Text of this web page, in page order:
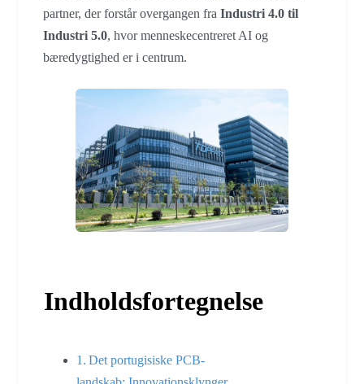
partner, der forstår overgangen fra Industri 4.0 til
Industri 5.0, hvor menneskecentreret AI og
bæredygtighed er i centrum.
Indholdsfortegnelse
Det portugisiske PCB-